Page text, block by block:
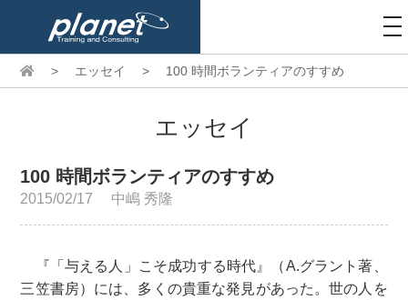
>
エッセイ > 100 時間ボランティアのすすめ
エッセイ
100 時間ボランティアのすすめ
2015/02/17 中嶋 秀隆
『「与える人」こそ成功する時代』（A.グラント著、
三笠書房）には、多くの貴重な発見があった。世の人を